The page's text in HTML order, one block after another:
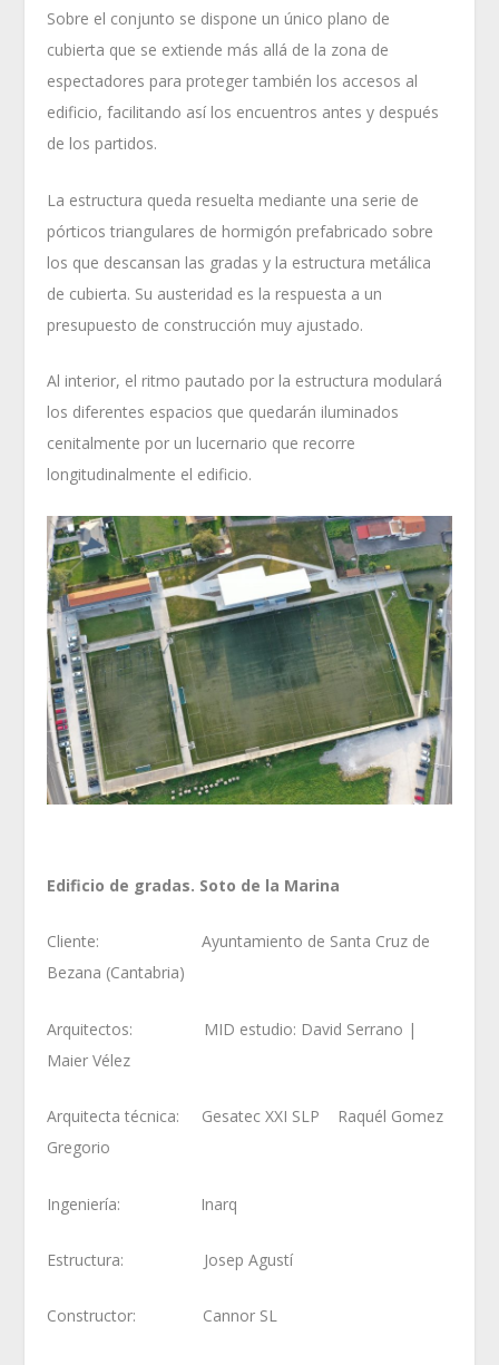
Sobre el conjunto se dispone un único plano de
cubierta que se extiende más allá de la zona de
espectadores para proteger también los accesos al
edificio, facilitando así los encuentros antes y después
de los partidos.
La estructura queda resuelta mediante una serie de
pórticos triangulares de hormigón prefabricado sobre
los que descansan las gradas y la estructura metálica
de cubierta. Su austeridad es la respuesta a un
presupuesto de construcción muy ajustado.
Al interior, el ritmo pautado por la estructura modulará
los diferentes espacios que quedarán iluminados
cenitalmente por un lucernario que recorre
longitudinalmente el edificio.
Edificio de gradas. Soto de la Marina
Cliente: Ayuntamiento de Santa Cruz de
Bezana (Cantabria)
Arquitectos: MID estudio: David Serrano |
Maier Vélez
Arquitecta técnica: Gesatec XXI SLP Raquél Gomez
Gregorio
Ingeniería: Inarq
Estructura: Josep Agustí
Constructor: Cannor SL